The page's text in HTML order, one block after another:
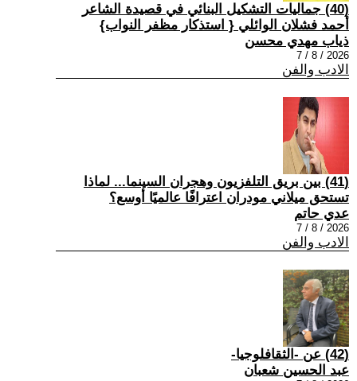
(40) جماليات التشكيل البنائي في قصيدة الشاعر
أحمد فشلان الوائلي { استذكار مظفر النواب}
ذياب مهدي محسن
2026 / 8 / 7
الادب والفن
(41) بين بريق التلفزيون وهجران السينما... لماذا
تستحق ميلاني مودران اعترافًا عالميًا أوسع؟
عدي حاتم
2026 / 8 / 7
الادب والفن
(42) عن -الثقافلوجيا-
عبد الحسين شعبان